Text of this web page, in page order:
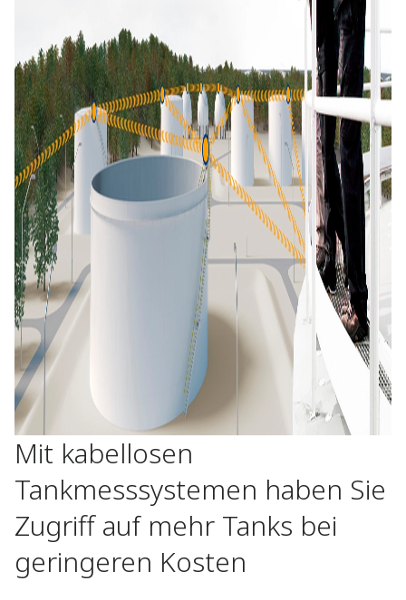
Mit kabellosen
Tankmesssystemen haben Sie
Zugriff auf mehr Tanks bei
geringeren Kosten